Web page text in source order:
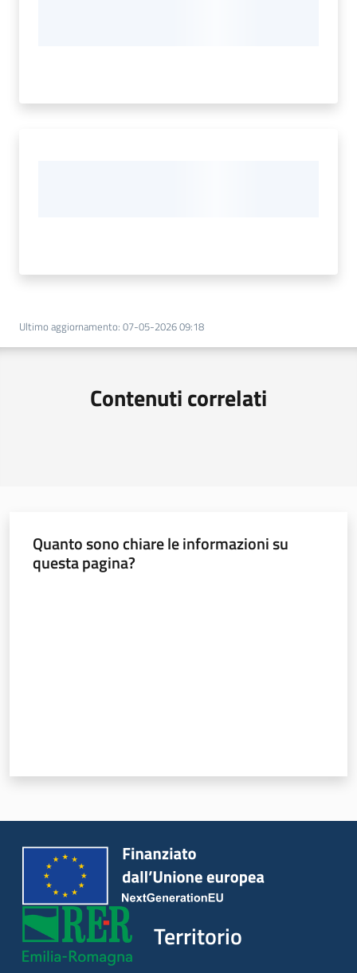
Ultimo aggiornamento: 07-05-2026 09:18
Contenuti correlati
Quanto sono chiare le informazioni su
questa pagina?
Territorio